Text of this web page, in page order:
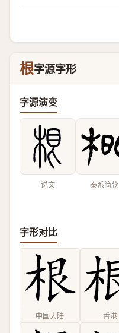
根字源字形
字源演变
说文 秦系简牍
字形对比
中国大陆 香港